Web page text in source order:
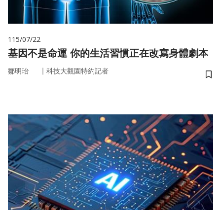
115/07/22
基因不是命運 你的生活習慣正在改寫身體劇本
鄒明珆 ｜ 科技大觀園特約記者
儲